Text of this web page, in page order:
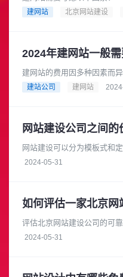
在互联网时代，消费者在产
建网站 北京网站建设
2024年建网站一般需
建网站的费用因多种因素而
经验，是成熟可靠的网络品
建站公司 建网站
网站建设可以分为模板式和
进行搭建，成本较低，适合
2024-05-31
评估北京网站建设公司的可
时，您可以从以下几个方面
2024-05-31